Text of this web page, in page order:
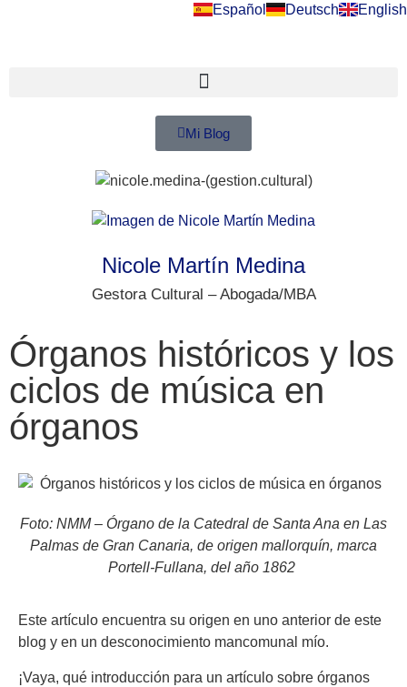
Español Deutsch English
Mi Blog
Nicole Martín Medina
Gestora Cultural – Abogada/MBA
Órganos históricos y los
ciclos de música en
órganos
Foto: NMM – Órgano de la Catedral de Santa Ana en Las
Palmas de Gran Canaria, de origen mallorquín, marca
Portell-Fullana, del año 1862
Este artículo encuentra su origen en uno anterior de este
blog y en un desconocimiento mancomunal mío.
¡Vaya, qué introducción para un artículo sobre órganos